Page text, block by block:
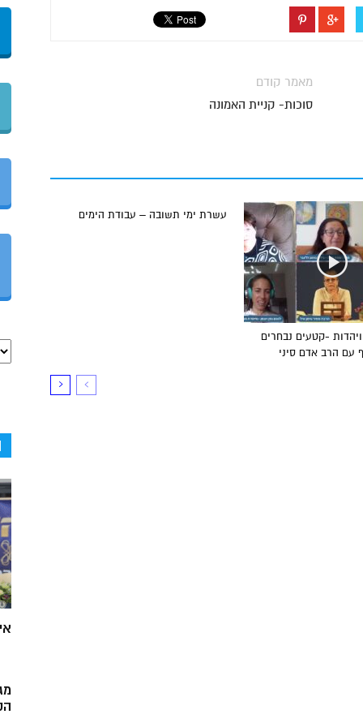
מאמר קודם
סוכות- קניית האמונה
עשרת ימי תשובה – עבודת הימים
-קטעים נבחרים
עם הרב אדם סיני